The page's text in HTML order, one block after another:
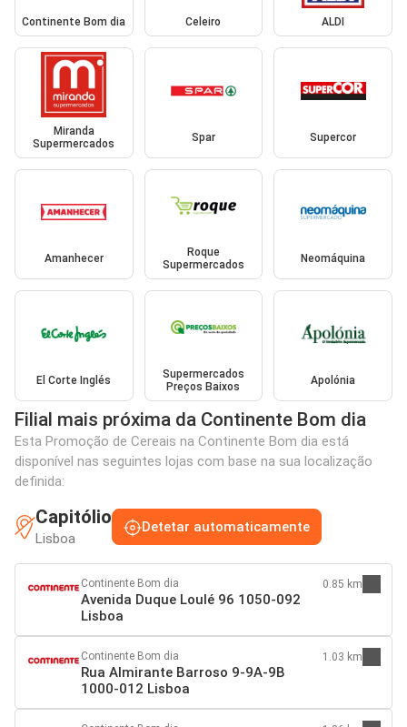
Continente Bom dia Celeiro ALDI
Miranda
Supermercados
Spar Supercor
Amanhecer
Roque
Supermercados
Neomáquina
El Corte Inglés
Supermercados
Preços Baixos
Apolónia
Filial mais próxima da Continente Bom dia
Esta Promoção de Cereais na Continente Bom dia está
disponível nas seguintes lojas com base na sua localização
definida:
Capitólio
Lisboa
Detetar automaticamente
Continente Bom dia
Avenida Duque Loulé 96 1050-092
Lisboa
0.85 km
Continente Bom dia
Rua Almirante Barroso 9-9A-9B
1000-012 Lisboa
1.03 km